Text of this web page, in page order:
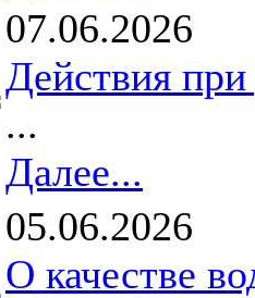
07.06.2026
Действия
...
Далее...
05.06.2026
О качестве